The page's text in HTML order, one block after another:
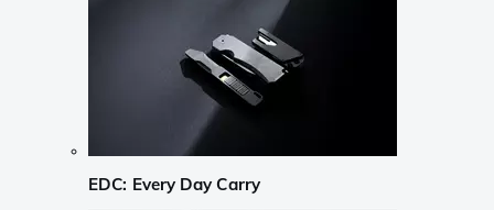
EDC: Every Day Carry